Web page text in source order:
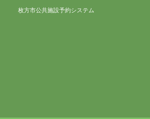
枚方市公共施設予約システム